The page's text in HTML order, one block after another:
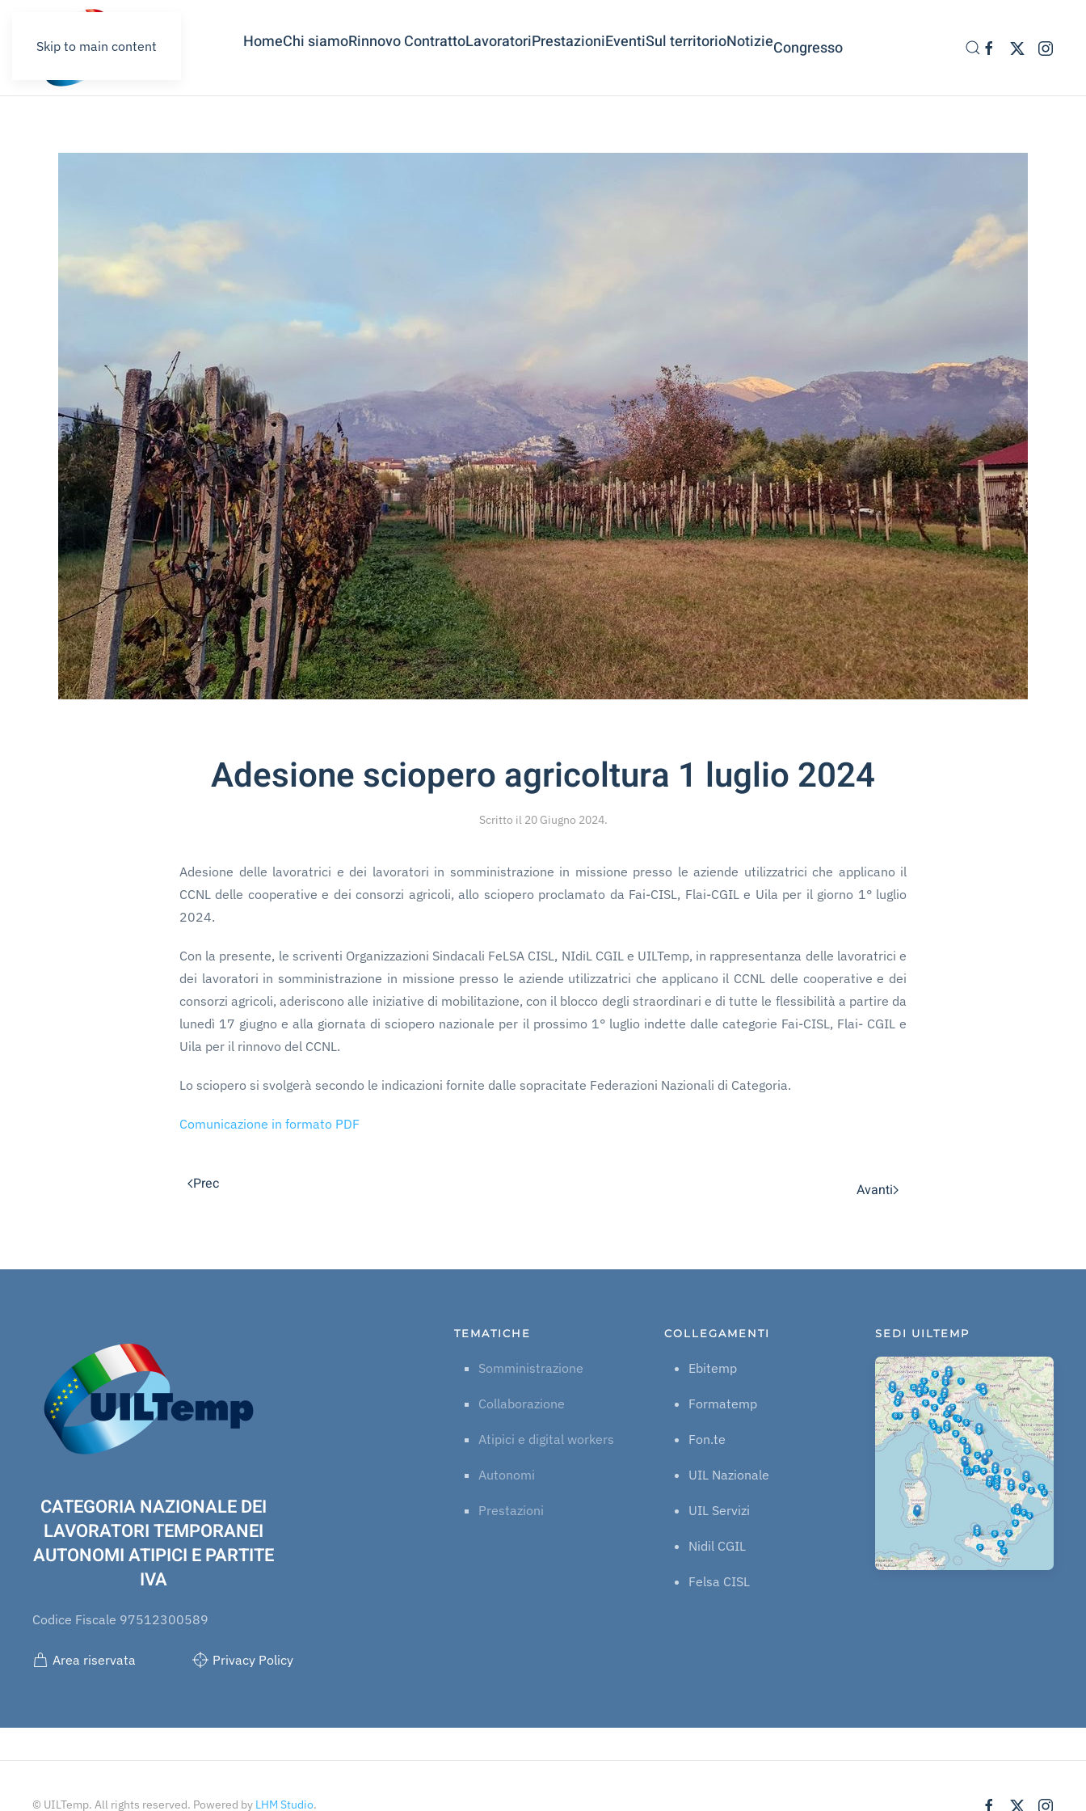
Skip to main content HomeChi siamoRinnovo ContrattoLavoratoriPrestazioniEventiSul territorioNotizieCongresso
Adesione sciopero agricoltura 1 luglio 2024
Scritto il 20 Giugno 2024.
Adesione delle lavoratrici e dei lavoratori in somministrazione in missione presso le aziende utilizzatrici che applicano il
CCNL delle cooperative e dei consorzi agricoli, allo sciopero proclamato da Fai-CISL, Flai-CGIL e Uila per il giorno 1° luglio
2024.
Con la presente, le scriventi Organizzazioni Sindacali FeLSA CISL, NIdiL CGIL e UILTemp, in rappresentanza delle lavoratrici e
dei lavoratori in somministrazione in missione presso le aziende utilizzatrici che applicano il CCNL delle cooperative e dei
consorzi agricoli, aderiscono alle iniziative di mobilitazione, con il blocco degli straordinari e di tutte le flessibilità a partire da
lunedì 17 giugno e alla giornata di sciopero nazionale per il prossimo 1° luglio indette dalle categorie Fai-CISL, Flai- CGIL e
Uila per il rinnovo del CCNL.
Lo sciopero si svolgerà secondo le indicazioni fornite dalle sopracitate Federazioni Nazionali di Categoria.
Comunicazione in formato PDF
Prec Avanti
CATEGORIA NAZIONALE DEI
LAVORATORI TEMPORANEI
AUTONOMI ATIPICI E PARTITE
IVA
Codice Fiscale 97512300589
Area riservata Privacy Policy
TEMATICHE
Somministrazione
Collaborazione
Atipici e digital workers
Autonomi
Prestazioni
COLLEGAMENTI
Ebitemp
Formatemp
Fon.te
UIL Nazionale
UIL Servizi
Nidil CGIL
Felsa CISL
SEDI UILTEMP
© UILTemp. All rights reserved. Powered by LHM Studio.